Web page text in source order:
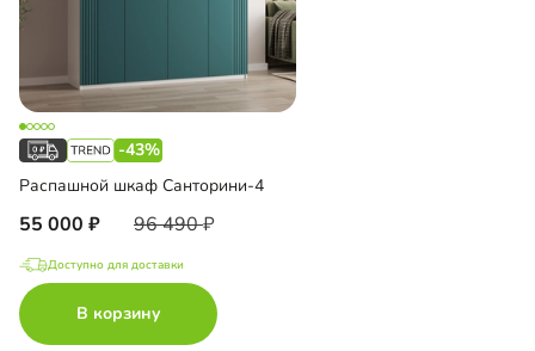
-43%
Распашной шкаф Санторини-4
55 000 96 490
Доступно для доставки
В корзину